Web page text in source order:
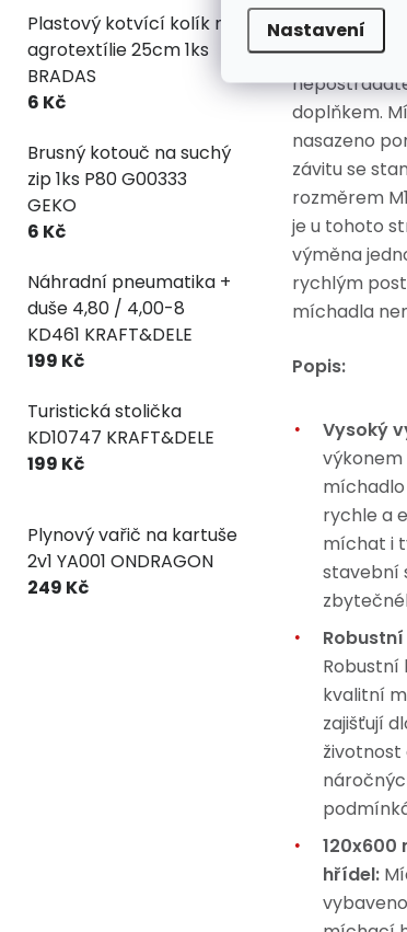
Nastavení
Plastový kotvící kolík na
agrotextílie 25cm 1ks
BRADAS
6 Kč
Brusný kotouč na suchý
zip 1ks P80 G00333
GEKO
6 Kč
Náhradní pneumatika +
duše 4,80 / 4,00-8
KD461 KRAFT&DELE
199 Kč
Turistická stolička
KD10747 KRAFT&DELE
199 Kč
Plynový vařič na kartuše
2v1 YA001 ONDRAGON
249 Kč
rekonstrukce
stavební
doplňkem.
nasazeno
závitu se
rozměrem
je u tohoto
výměna
rychlým
míchadla
Popis:
Vysoký
výkonem
rychle a
míchat i
stavební
Robustní
kvalitní
zajišťují
životnost
120x600
hřídel: